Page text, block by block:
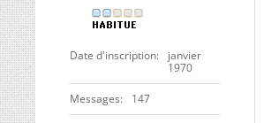
Date d'inscription
janvier
1970
Messages 147